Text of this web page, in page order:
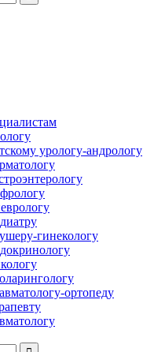
урологу-андрологу
гинекологу
ортопеду